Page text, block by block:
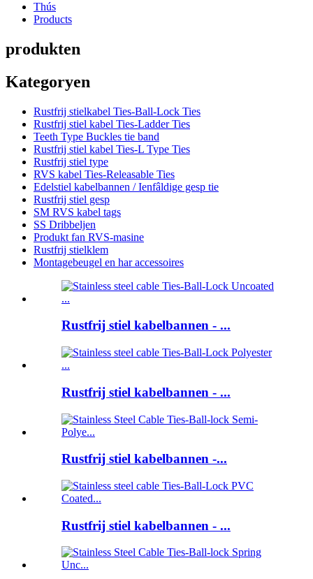
Thús
Products
produkten
Kategoryen
Rustfrij stielkabel Ties-Ball-Lock Ties
Rustfrij stiel kabel Ties-Ladder Ties
Teeth Type Buckles tie band
Rustfrij stiel kabel Ties-L Type Ties
Rustfrij stiel type
RVS kabel Ties-Releasable Ties
Edelstiel kabelbannen / Ienfâldige gesp tie
Rustfrij stiel gesp
SM RVS kabel tags
SS Dribbeljen
Produkt fan RVS-masine
Rustfrij stielklem
Montagebeugel en har accessoires
Rustfrij stiel kabelbannen - ...
Rustfrij stiel kabelbannen - ...
Rustfrij stiel kabelbannen -...
Rustfrij stiel kabelbannen - ...